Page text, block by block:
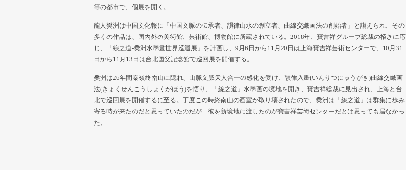
等の都市で、個展を開く。
龍人樊洲は中国文化報に「中国文脈の伝承者、韻律山水の創立者、曲線交織画法の創始者」と讃えられ、その
多くの作品は、国内外の美術館、芸術館、博物館に所蔵されている。2018年、寶吉祥グループ総裁の招きに応
じ、「線之道-樊洲水墨畫世界巡迴展」を計画し、9月6日から11月20日は上海寶吉祥芸術センターで、10月31
日から11月13日は台北国父記念館で巡回展を開催する。
樊洲は26年間秦嶺終南山に隠れ、山脈文脈天人合一の感化を受け、韻律入畫(いんりつにゅうがき)曲線交織画
法(きょくせんこうしょくがほう)を悟り、「線之道」水墨画の境地を開き、寶吉祥総裁に見出され、上海と台
北で巡回展を開催するに至る。丁度この時終南山の画室が取り壊されたので、樊洲は「線之道」は群集に歩み
寄る時が来たのだと思っていたのだが、彼を新境地に渡したのが寶吉祥芸術センターだとは思っても居なかっ
た。